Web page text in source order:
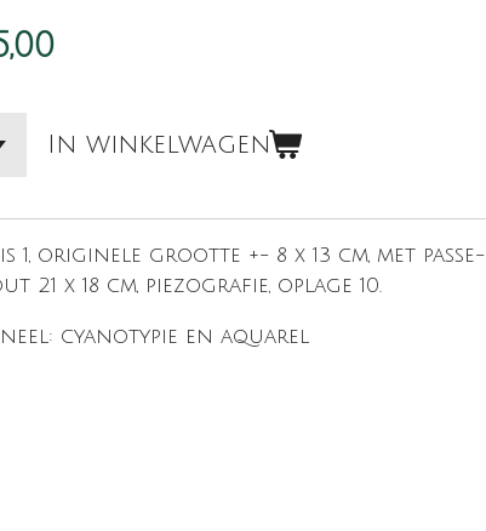
In winkelwagen
1, originele grootte +- 8 x 13 cm, met passe-
21 x 18 cm, piezografie, oplage 10.
cyanotypie en aquarel